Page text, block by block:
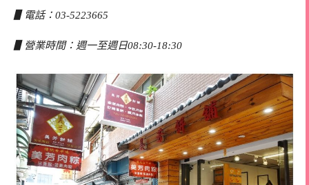
▋電話：03-5223665
▋營業時間：週一至週日08:30-18:30